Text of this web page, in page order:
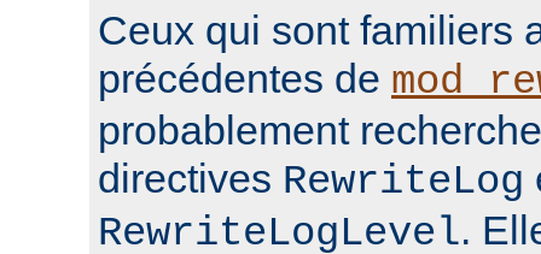
Ceux qui sont familiers
précédentes de
probablement
directives RewriteLog
RewriteLogLevel.